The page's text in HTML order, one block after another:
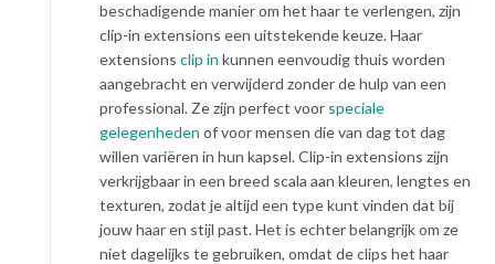
beschadigende manier om het haar te verlengen, zijn
clip-in extensions een uitstekende keuze. Haar
extensions clip in kunnen eenvoudig thuis worden
aangebracht en verwijderd zonder de hulp van een
professional. Ze zijn perfect voor speciale
gelegenheden of voor mensen die van dag tot dag
willen variëren in hun kapsel. Clip-in extensions zijn
verkrijgbaar in een breed scala aan kleuren, lengtes en
texturen, zodat je altijd een type kunt vinden dat bij
jouw haar en stijl past. Het is echter belangrijk om ze
niet dagelijks te gebruiken, omdat de clips het haar